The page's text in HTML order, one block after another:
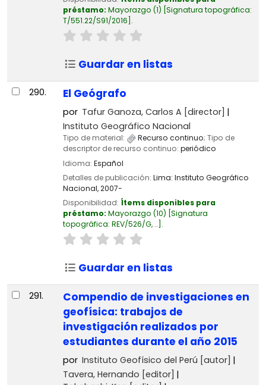
préstamo: Mayorazgo (1) Signatura topográfica:
T/551.22/S91/2016 .
Guardar en listas
290. El Geógrafo
por Tafur Ganoza, Carlos A [director]
Instituto Geográfico Nacional
Tipo de material: Recurso continuo; Tipo de
descriptor de recurso continuo: periódico
Idioma: Español
Detalles de publicación: Lima: Instituto Geográfico
Nacional,2007-
Disponibilidad: Ítems disponibles para
préstamo: Mayorazgo (10) Signatura
topográfica: REV/526/G, .. .
Guardar en listas
291.
Compendio de investigaciones en
geofísica: trabajos de
investigación realizados por
estudiantes durante el año 2015
por Instituto Geofísico del Perú [autor]
Tavera, Hernando [editor]